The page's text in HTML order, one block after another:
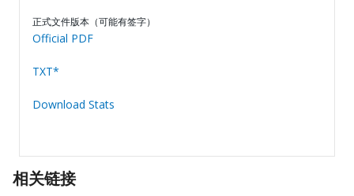
正式文件版本（可能有签字）
Official PDF
TXT*
Download Stats
相关链接